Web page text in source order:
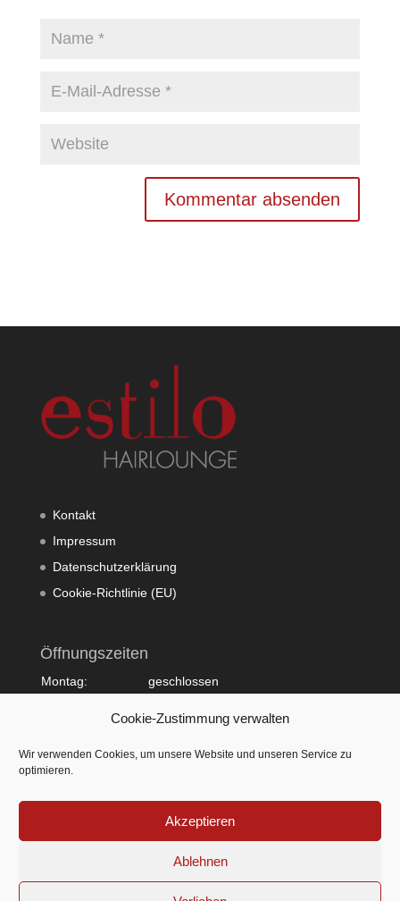
Cookie-Zustimmung verwalten
Wir verwenden Cookies, um unsere Website und unseren Service zu
optimieren.
Akzeptieren
Ablehnen
Kontakt
Impressum
Datenschutzerklärung
Cookie-Richtlinie (EU)
Öffnungszeiten
Montag:
geschlossen
09:00 - 18:00
Freitag: